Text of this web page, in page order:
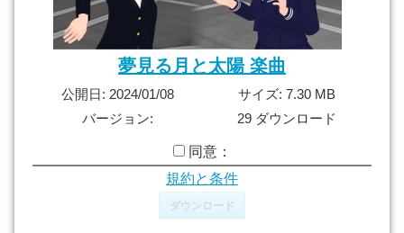
夢見る月と太陽 楽曲
公開日: 2024/01/08
サイズ: 7.30 MB
バージョン:
29 ダウンロード
同意：
規約と条件
ダウンロード